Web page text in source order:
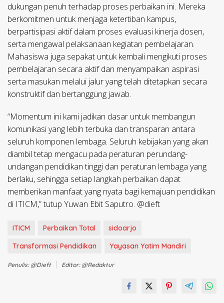
dukungan penuh terhadap proses perbaikan ini. Mereka
berkomitmen untuk menjaga ketertiban kampus,
berpartisipasi aktif dalam proses evaluasi kinerja dosen,
serta mengawal pelaksanaan kegiatan pembelajaran.
Mahasiswa juga sepakat untuk kembali mengikuti proses
pembelajaran secara aktif dan menyampaikan aspirasi
serta masukan melalui jalur yang telah ditetapkan secara
konstruktif dan bertanggung jawab.
“Momentum ini kami jadikan dasar untuk membangun
komunikasi yang lebih terbuka dan transparan antara
seluruh komponen lembaga. Seluruh kebijakan yang akan
diambil tetap mengacu pada peraturan perundang-
undangan pendidikan tinggi dan peraturan lembaga yang
berlaku, sehingga setiap langkah perbaikan dapat
memberikan manfaat yang nyata bagi kemajuan pendidikan
di ITICM,” tutup Yuwan Ebit Saputro. @dieft
ITICM Perbaikan Total
sidoarjo
Transformasi Pendidikan
Yayasan Yatim Mandiri
Penulis: @dieft Editor: @redaktur